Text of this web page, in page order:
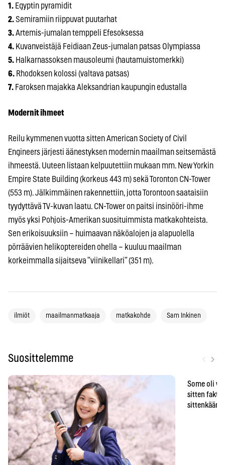
1. Egyptin pyramidit
2.Semiramiin riippuvat puutarhat
3.Artemis-jumalan temppeli Efesoksessa
4. Kuvanveistäjä Feidiaan Zeus-jumalan patsas Olympiassa
5. Halkarnassoksen mausoleumi (hautamuistomerkki)
6. Rhodoksen kolossi (valtava patsas)
7. Faroksen majakka Aleksandrian kaupungin edustalla
Modernit ihmeet
Reilu kymmenen vuotta sitten American Society of Civil
Engineers järjesti äänestyksen modernin maailman seitsemästä
ihmeestä. Uuteen listaan kelpuutettiin mukaan mm. New Yorkin
Empire State Building (korkeus 443 m) sekä Toronton CN-Tower
(553 m). Jälkimmäinen rakennettiin, jotta Torontoon saataisiin
tyydyttävä TV-kuvan laatu. CN-Tower on paitsi insinööri-ihme
myös yksi Pohjois-Amerikan suosituimmista matkakohteista.
Sen erikoisuuksiin – huimaavan näköalojen ja alapuolella
pörräävien helikoptereiden ohella – kuuluu maailman
korkeimmalla sijaitseva ”viinikellari” (351 m).
ilmiöt maailmanmatkaaja matkakohde Sam Inkinen
Suosittelemme ›
Some oli
sitten
sittenkään